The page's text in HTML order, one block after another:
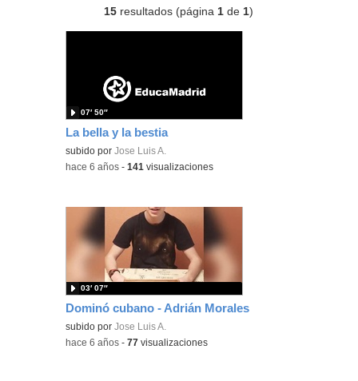
15 resultados (página1 de1)
La bella y la bestia
subido porJose Luis A.
07′ 50″
-hace 6 años -141 visualizaciones
Dominó cubano - Adrián Morales
subido porJose Luis A.
03′ 07″
-hace 6 años -77 visualizaciones